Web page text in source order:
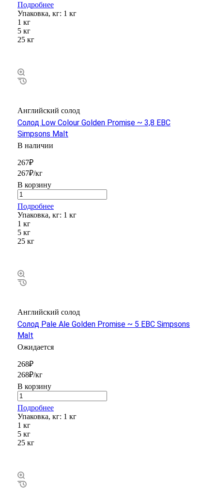
Подробнее
Упаковка, кг: 1 кг
1 кг
5 кг
25 кг
Английский солод
Солод Low Colour Golden Promise ~ 3,8 EBC
Simpsons Malt
В наличии
267₽
267₽/кг
В корзину
Подробнее
Упаковка, кг: 1 кг
1 кг
5 кг
25 кг
Английский солод
Солод Pale Ale Golden Promise ~ 5 EBC Simpsons
Malt
Ожидается
268₽
268₽/кг
В корзину
Подробнее
Упаковка, кг: 1 кг
1 кг
5 кг
25 кг